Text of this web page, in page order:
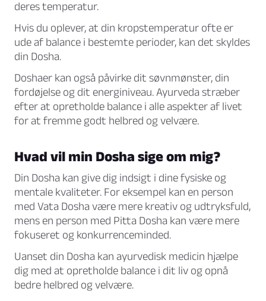
deres temperatur.
Hvis du oplever, at din kropstemperatur ofte er
ude af balance i bestemte perioder, kan det skyldes
din Dosha.
Doshaer kan også påvirke dit søvnmønster, din
fordøjelse og dit energiniveau. Ayurveda stræber
efter at opretholde balance i alle aspekter af livet
for at fremme godt helbred og velvære.
Hvad vil min Dosha sige om mig?
Din Dosha kan give dig indsigt i dine fysiske og
mentale kvaliteter. For eksempel kan en person
med Vata Dosha være mere kreativ og udtryksfuld,
mens en person med Pitta Dosha kan være mere
fokuseret og konkurrenceminded.
Uanset din Dosha kan ayurvedisk medicin hjælpe
dig med at opretholde balance i dit liv og opnå
bedre helbred og velvære.